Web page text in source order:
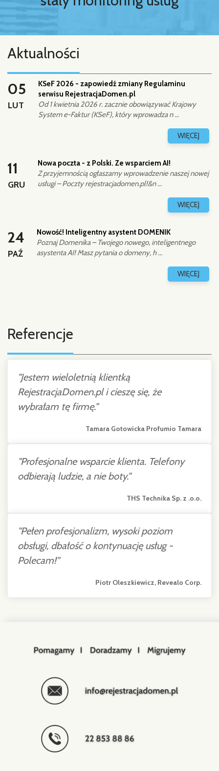
Aktualności
05
LUT
KSeF 2026 - zapowiedź zmiany Regulaminu
serwisu RejestracjaDomen.pl
Od 1 kwietnia 2026 r. zacznie obowiązywać Krajowy
System e-Faktur (KSeF), który wprowadza n ...
WIĘCEJ
11
GRU
Nowa poczta - z Polski. Ze wsparciem AI!
Z przyjemnością ogłaszamy wprowadzenie naszej nowej
usługi – Poczty rejestracjadomen.pl!&n ...
WIĘCEJ
24
PAŹ
Nowość! Inteligentny asystent DOMENIK
Poznaj Domenika – Twojego nowego, inteligentnego
asystenta AI! Masz pytania o domeny, h ...
WIĘCEJ
Referencje
"Jestem wieloletnią klientką
RejestracjaDomen.pl i cieszę się, że
wybrałam tę firmę."
Tamara Gotowicka Profumio Tamara
"Profesjonalne wsparcie klienta. Telefony
odbierają ludzie, a nie boty."
THS Technika Sp. z .o.o.
"Pełen profesjonalizm, wysoki poziom
obsługi, dbałość o kontynuację usług -
Polecam!"
Piotr Oleszkiewicz, Revealo Corp.